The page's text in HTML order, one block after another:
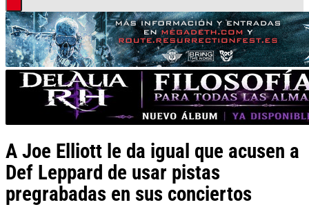
A Joe Elliott le da igual que acusen a
Def Leppard de usar pistas
pregrabadas en sus conciertos